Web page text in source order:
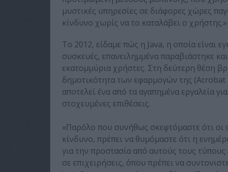
μυστικές υπηρεσίες σε διάφορες χώρες
κίνδυνο χωρίς να το καταλάβει ο χρήστης.»
Το 2012, είδαμε πώς η Java, η οποία είναι
συσκευές, επανειλημμένα παραβιάστηκε
εκατομμύρια χρήστες. Στη δεύτερη θέση
δημοτικότητα των εφαρμογών της (Acrobat
αποτελεί ένα από τα αγαπημένα εργαλεία
στοχευμένες επιθέσεις.
«Παρόλο που συνήθως σκεφτόμαστε ότι οι
κίνδυνο, πρέπει να θυμόμαστε ότι η
για την προστασία από αυτούς τους
σε επιχειρήσεις, όπου πρέπει να